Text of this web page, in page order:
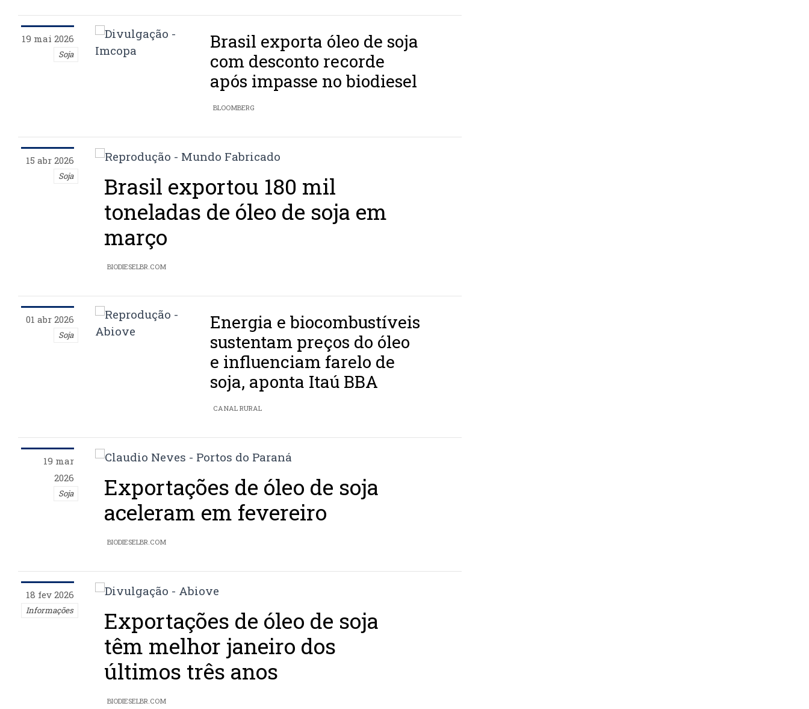
19 mai 2026
Soja
Brasil exporta óleo de soja
com desconto recorde
após impasse no biodiesel
BLOOMBERG
15 abr 2026
Soja
Brasil exportou 180 mil
toneladas de óleo de soja em
março
BIODIESELBR.COM
01 abr 2026
Soja
Energia e biocombustíveis
sustentam preços do óleo
e influenciam farelo de
soja, aponta Itaú BBA
CANAL RURAL
19 mar
2026
Soja
Exportações de óleo de soja
aceleram em fevereiro
BIODIESELBR.COM
18 fev 2026
Informações
Exportações de óleo de soja
têm melhor janeiro dos
últimos três anos
BIODIESELBR.COM